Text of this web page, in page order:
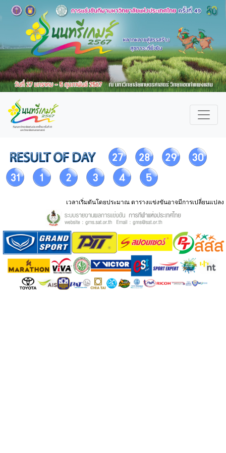
เวลาเริ่มตันโดยประมาณ ตารางแข่งขันอาจมีการเปลี่ยนแปลง